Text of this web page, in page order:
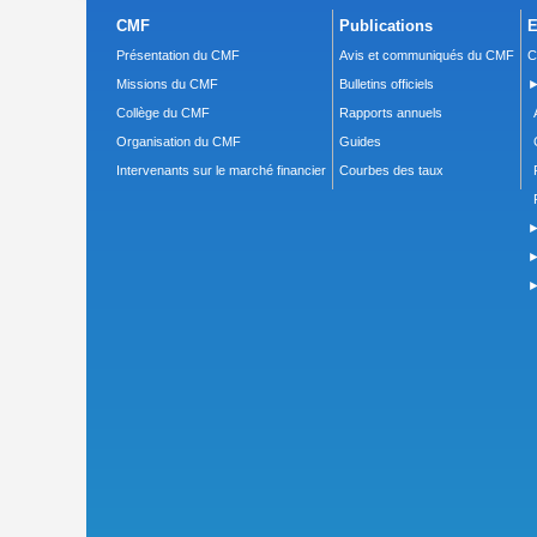
CMF
Présentation du CMF
Missions du CMF
Collège du CMF
Organisation du CMF
Intervenants sur le marché financier
Publications
Avis et communiqués du CMF
Bulletins officiels
Rapports annuels
Guides
Courbes des taux